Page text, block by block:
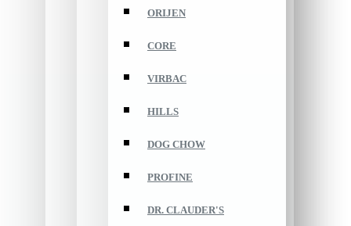
ORIJEN
CORE
VIRBAC
HILLS
DOG CHOW
PROFINE
DR. CLAUDER'S